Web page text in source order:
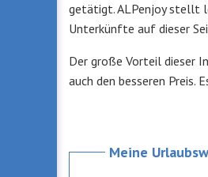
getätigt. ALPenjoy stellt
Unterkünfte auf dieser
Der große Vorteil dieser
auch den besseren Preis.
Meine